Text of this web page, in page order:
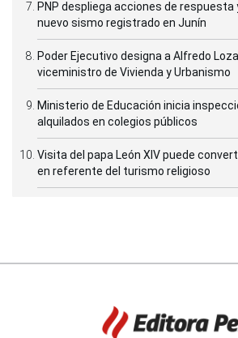
PNP despliega acciones de
nuevo sismo registrado en Junín
Poder Ejecutivo designa a Alfredo
viceministro de Vivienda y Urbanismo
Ministerio de Educación inicia
alquilados en colegios públicos
Visita del papa León XIV puede
en referente del turismo religioso